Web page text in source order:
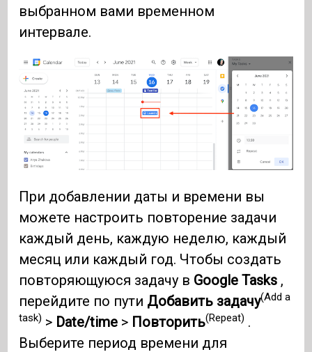
выбранном вами временном
интервале.
При добавлении даты и времени вы
можете настроить повторение задачи
каждый день, каждую неделю, каждый
месяц или каждый год. Чтобы создать
повторяющуюся задачу в Google Tasks ,
перейдите по пути Добавить задачу(Add a
task) > Date/time > Повторить(Repeat) .
Выберите период времени для